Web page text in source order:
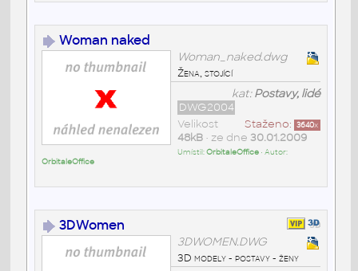
Woman naked
Woman_naked.dwg
Žena, stojící
kat:Postavy, lidé
DWG2004
Staženo: 3640x
Velikost
48kB• ze dne 30.01.2009
Umístil:OrbitaleOffice• Autor:
OrbitaleOffice
3DWomen
3DWOMEN.DWG
3D modely - postavy - ženy